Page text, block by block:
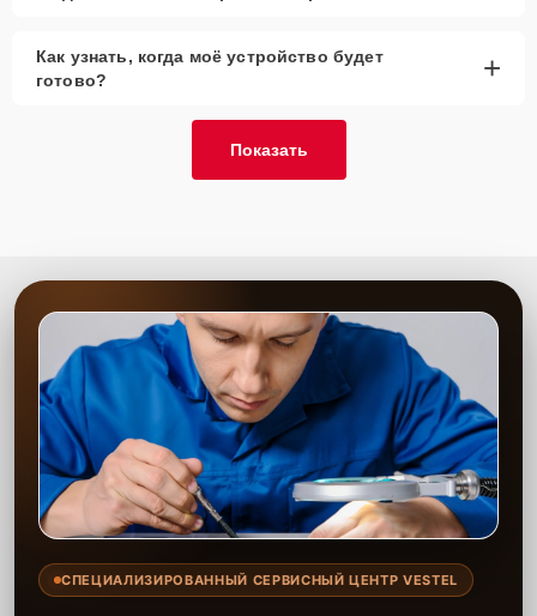
Как узнать, когда моё устройство будет
готово?
+
Показать
СПЕЦИАЛИЗИРОВАННЫЙ СЕРВИСНЫЙ ЦЕНТР VESTEL